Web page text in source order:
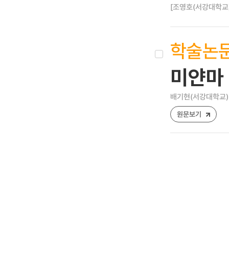
[조영호(서강대학
학술논
미얀
배기현(서강대학교)
원문보기